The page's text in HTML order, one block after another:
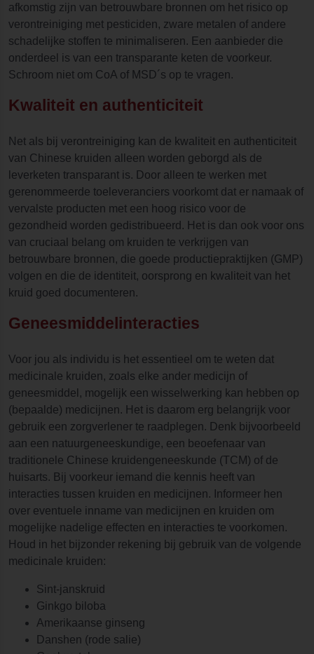
afkomstig zijn van betrouwbare bronnen om het risico op
verontreiniging met pesticiden, zware metalen of andere
schadelijke stoffen te minimaliseren. Een aanbieder die
onderdeel is van een transparante keten de voorkeur.
Schroom niet om CoA of MSD´s op te vragen.
Kwaliteit en authenticiteit
Net als bij verontreiniging kan de kwaliteit en authenticiteit
van Chinese kruiden alleen worden geborgd als de
leverketen transparant is. Door alleen te werken met
gerenommeerde toeleveranciers voorkomt dat er namaak of
vervalste producten met een hoog risico voor de
gezondheid worden gedistribueerd. Het is dan ook voor ons
van cruciaal belang om kruiden te verkrijgen van
betrouwbare bronnen, die goede productiepraktijken (GMP)
volgen en die de identiteit, oorsprong en kwaliteit van het
kruid goed documenteren.
Geneesmiddelinteracties
Voor jou als individu is het essentieel om te weten dat
medicinale kruiden, zoals elke ander medicijn of
geneesmiddel, mogelijk een wisselwerking kan hebben op
(bepaalde) medicijnen. Het is daarom erg belangrijk voor
gebruik een zorgverlener te raadplegen. Denk bijvoorbeeld
aan een natuurgeneeskundige, een beoefenaar van
traditionele Chinese kruidengeneeskunde (TCM) of de
huisarts. Bij voorkeur iemand die kennis heeft van
interacties tussen kruiden en medicijnen. Informeer hen
over eventuele inname van medicijnen en kruiden om
mogelijke nadelige effecten en interacties te voorkomen.
Houd in het bijzonder rekening bij gebruik van de volgende
medicinale kruiden:
Sint-janskruid
Ginkgo biloba
Amerikaanse ginseng
Danshen (rode salie)